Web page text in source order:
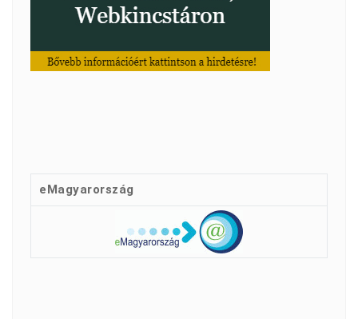
eMagyarország